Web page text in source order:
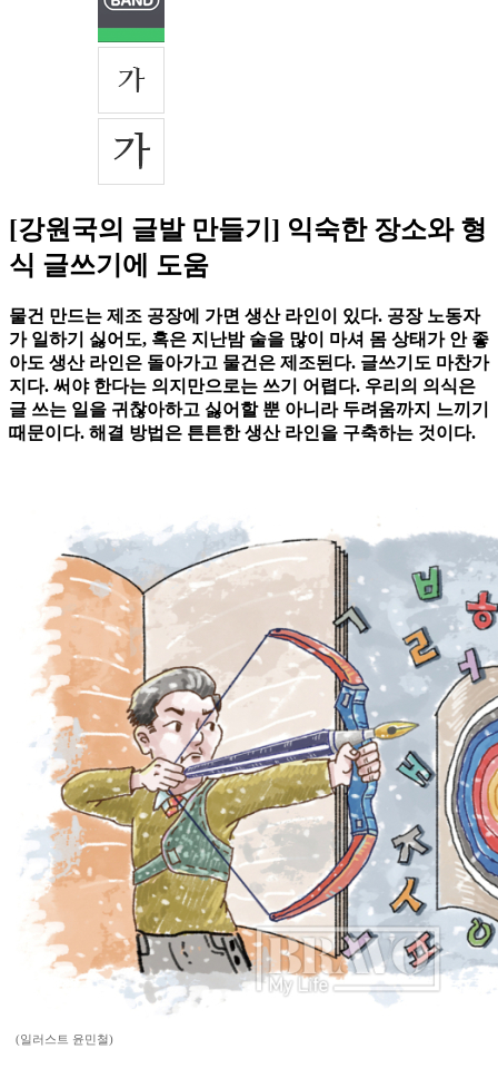
[강원국의 글발 만들기] 익숙한 장소와 형
식 글쓰기에 도움
물건 만드는 제조 공장에 가면 생산 라인이 있다. 공장 노동자
가 일하기 싫어도, 혹은 지난밤 술을 많이 마셔 몸 상태가 안 좋
아도 생산 라인은 돌아가고 물건은 제조된다. 글쓰기도 마찬가
지다. 써야 한다는 의지만으로는 쓰기 어렵다. 우리의 의식은
글 쓰는 일을 귀찮아하고 싫어할 뿐 아니라 두려움까지 느끼기
때문이다. 해결 방법은 튼튼한 생산 라인을 구축하는 것이다.
(일러스트 윤민철)